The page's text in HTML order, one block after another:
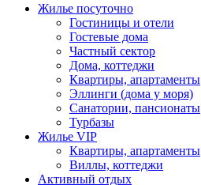
Жилье посуточно
Гостиницы и отели
Гостевые дома
Частный сектор
Дома, коттеджи
Квартиры, апартаменты
Эллинги (дома у моря)
Санатории, пансионаты
Турбазы
Жилье VIP
Квартиры, апартаменты
Виллы, коттеджи
Активный отдых